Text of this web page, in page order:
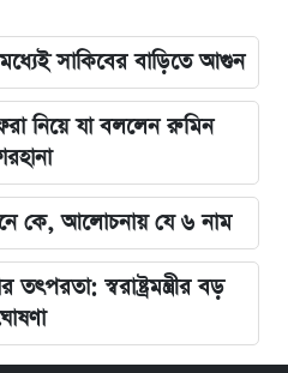
মধ্যেই সাকিবের বাড়িতে আগুন
নিয়ে যা বললেন রুমিন
কে, আলোচনায় যে ৬ নাম
স্বরাষ্ট্রমন্ত্রীর বড়